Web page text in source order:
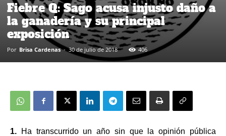
Fiebre Q: Sago acusa injusto daño a
la ganadería y su principal
exposición
Por Brisa Cardenas - 30 de julio de 2018 406
1. Ha transcurrido un año sin que la opinión pública